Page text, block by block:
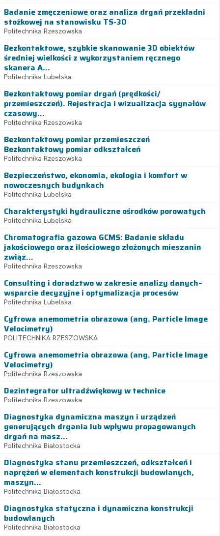
Badanie zmęczeniowe oraz analiza drgań przekładni
stożkowej na stanowisku TS-30
Politechnika Rzeszowska
Bezkontaktowe, szybkie skanowanie 3D obiektów
średniej wielkości z wykorzystaniem ręcznego
skanera A...
Politechnika Lubelska
Bezkontaktowy pomiar drgań (prędkości/
przemieszczeń). Rejestracja i wizualizacja sygnałów
czasowy...
Politechnika Rzeszowska
Bezkontaktowy pomiar przemieszczeń
Bezkontaktowy pomiar odkształceń
Politechnika Rzeszowska
Bezpieczeństwo, ekonomia, ekologia i komfort w
nowoczesnych budynkach
Politechnika Lubelska
Charakterystyki hydrauliczne ośrodków porowatych
Politechnika Lubelska
Chromatografia gazowa GCMS: Badanie składu
jakościowego oraz ilościowego złożonych mieszanin
związ...
Politechnika Rzeszowska
Consulting i doradztwo w zakresie analizy danych–
wsparcie decyzyjne i optymalizacja procesów
Politechnika Lubelska
Cyfrowa anemometria obrazowa (ang. Particle Image
Velocimetry)
POLITECHNIKA RZESZOWSKA
Cyfrowa anemometria obrazowa (ang. Particle Image
Velocimetry)
Politechnika Rzeszowska
Dezintegrator ultradźwiękowy w technice
Politechnika Rzeszowska
Diagnostyka dynamiczna maszyn i urządzeń
generujących drgania lub wpływu propagowanych
drgań na masz...
Politechnika Białostocka
Diagnostyka stanu przemieszczeń, odkształceń i
naprężeń w elementach konstrukcji budowlanych,
maszyn...
Politechnika Białostocka
Diagnostyka statyczna i dynamiczna konstrukcji
budowlanych
Politechnika Białostocka